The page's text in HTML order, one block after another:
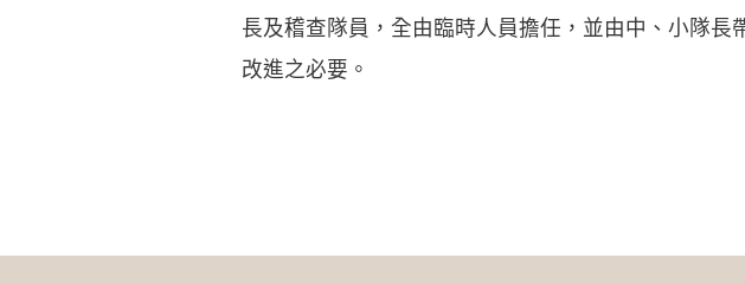
長及稽查隊員，全由臨時人員擔任，並由中、小隊
改進之必要。